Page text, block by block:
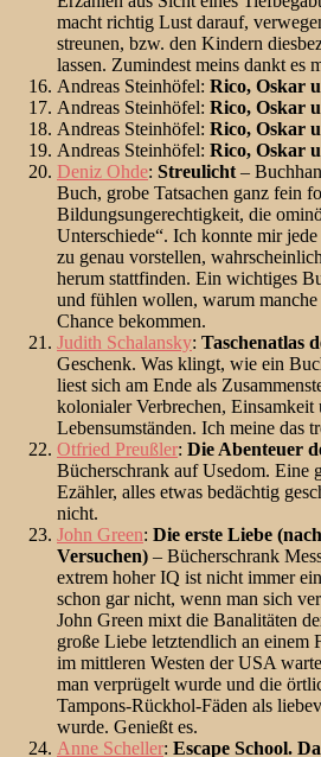
macht richtig Lust darauf,
streunen, bzw. den Kindern
lassen. Zumindest meins dankt es
Andreas Steinhöfel: Rico, Oskar
Andreas Steinhöfel: Rico, Oskar
Andreas Steinhöfel: Rico, Oskar
Andreas Steinhöfel: Rico, Oskar
Deniz Ohde: Streulicht –
Buch, grobe Tatsachen ganz fein
Bildungsungerechtigkeit, die
Unterschiede“. Ich konnte mir
zu genau vorstellen,
herum stattfinden. Ein wichtiges
und fühlen wollen, warum
Chance bekommen.
Judith Schalansky: Taschenatlas
Geschenk. Was klingt, wie ein
liest sich am Ende als
kolonialer Verbrechen, Einsamkeit
Lebensumständen. Ich meine das
Otfried Preußler: Die Abenteuer
Bücherschrank auf Usedom. Eine
Ezähler, alles etwas bedächtig
nicht.
John Green: Die erste Liebe
Versuchen) – Bücherschrank
extrem hoher IQ ist nicht immer
schon gar nicht, wenn man sich
John Green mixt die Banalitäten
große Liebe letztendlich an einem
im mittleren Westen der USA
man verprügelt wurde und die
Tampons-Rückhol-Fäden als
wurde. Genießt es.
Anne Scheller: Escape School.